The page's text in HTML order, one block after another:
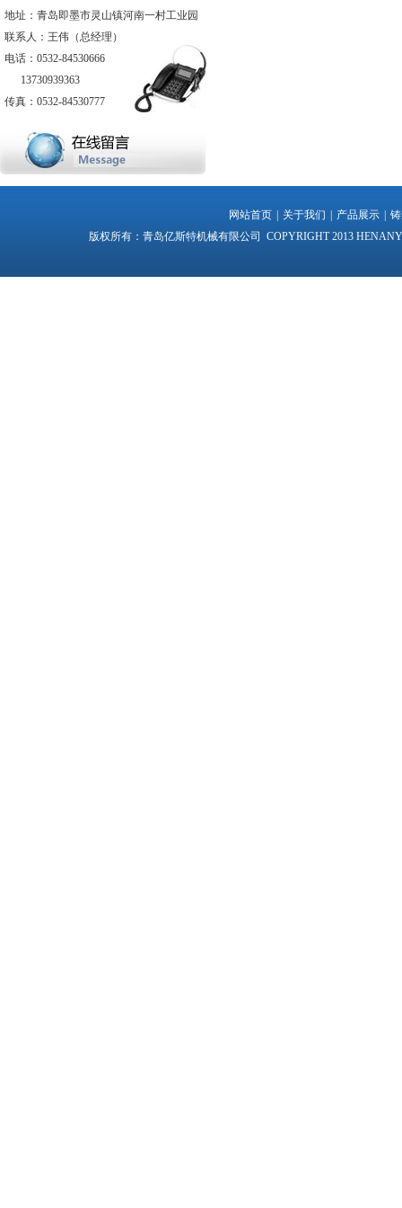
地址：青岛即墨市灵山镇河南一村工业园
联系人：王伟（总经理）
电话：0532-84530666
13730939363
传真：0532-84530777
网站首页 关于我们 产品展示
版权所有：青岛亿斯特机械有限公司 COPYRIGHT 2013